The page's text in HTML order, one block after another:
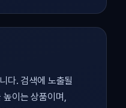
다. 검색에 노출될
높이는 상품이며,